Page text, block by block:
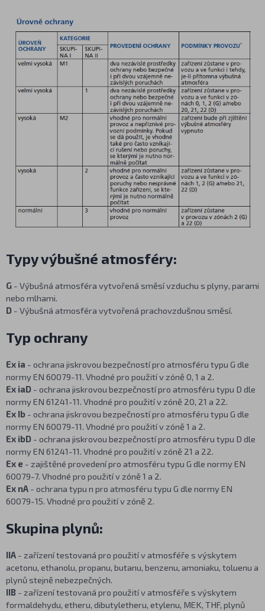
Typy výbušné atmosféry:
G - Výbušná atmosféra vytvořená směsí vzduchu s plyny, parami
nebo mlhami.
D - Výbušná atmosféra vytvořená prachovzdušnou směsí.
Typ ochrany
Ex ia - ochrana jiskrovou bezpečností pro atmosféru typu G dle
normy EN 60079-11. Vhodné pro použití v zóně 0, 1 a 2.
Ex iaD - ochrana jiskrovou bezpečností pro atmosféru typu D dle
normy EN 61241-11. Vhodné pro použití v zóně 20, 21 a 22.
Ex Ib - ochrana jiskrovou bezpečností pro atmosféru typu G dle
normy EN 60079-11. Vhodné pro použití v zóně 1 a 2.
Ex ibD - ochrana jiskrovou bezpečností pro atmosféru typu D dle
normy EN 61241-11. Vhodné pro použití v zóně 21 a 22.
Ex e - zajištěné provedení pro atmosféru typu G dle normy EN
60079-7. Vhodné pro použití v zóně 1 a 2.
Ex nA - ochrana typu n pro atmosféru typu G dle normy EN
60079-15. Vhodné pro použití v zóně 2.
Skupina plynů:
IIA - zařízení testovaná pro použití v atmosféře s výskytem
acetonu, ethanolu, propanu, butanu, benzenu, amoniaku, toluenu a
plynů stejně nebezpečných.
IIB - zařízení testovaná pro použití v atmosféře s výskytem
formaldehydu, etheru, dibutyletheru, etylenu, MEK, THF, plynů